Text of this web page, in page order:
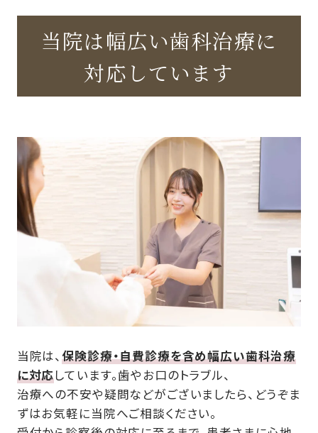
当院は幅広い歯科治療に
対応しています
当院は、保険診療・自費診療を含め幅広い歯科治療
に対応しています。歯やお口のトラブル、
治療への不安や疑問などがございましたら、どうぞま
ずはお気軽に当院へご相談ください。